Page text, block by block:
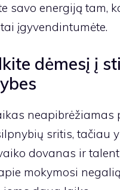
savo energiją tam,
įgyvendintumėte.
dėmesį į
sritis, tačiau
dovanas ir
mokymosi